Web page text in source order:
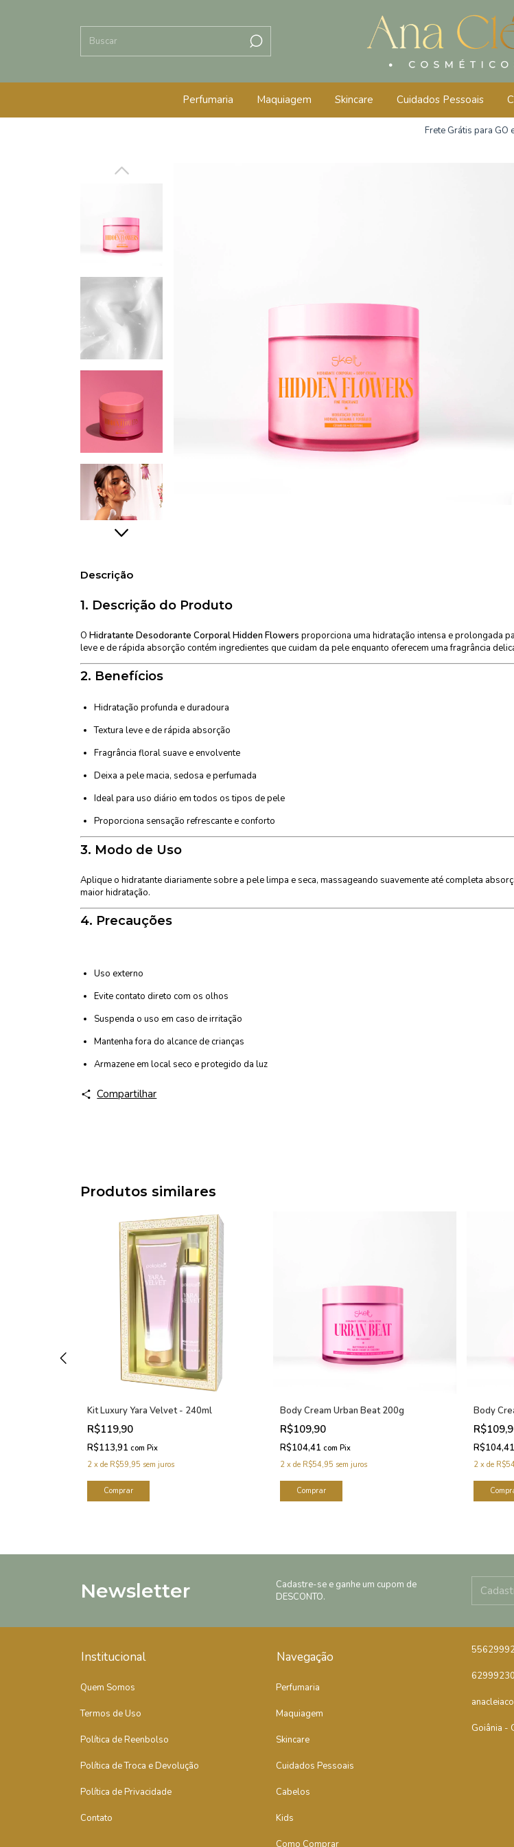
Perfumaria Maquiagem Skincare Cuidados Pessoais
Frete Grátis para GO e DF
Descrição
1. Descrição do Produto
O Hidratante Desodorante Corporal Hidden Flowers proporciona uma hidratação intensa e prolongada
leve e de rápida absorção contém ingredientes que cuidam da pele enquanto oferecem uma fragrância
2. Benefícios
Hidratação profunda e duradoura
Textura leve e de rápida absorção
Fragrância floral suave e envolvente
Deixa a pele macia, sedosa e perfumada
Ideal para uso diário em todos os tipos de pele
Proporciona sensação refrescante e conforto
3. Modo de Uso
Aplique o hidratante diariamente sobre a pele limpa e seca, massageando suavemente até completa
maior hidratação.
4. Precauções
Uso externo
Evite contato direto com os olhos
Suspenda o uso em caso de irritação
Mantenha fora do alcance de crianças
Armazene em local seco e protegido da luz
Compartilhar
Produtos similares
Kit Luxury Yara Velvet - 240ml
R$119,90
R$113,91 com Pix
2 x de R$59,95 sem juros
Body Cream Urban Beat 200g
R$109,90
R$104,41com Pix
2 xde R$54,95 sem juros
Body
R$104,41
2 x de
Newsletter
Cadastre-se e ganhe um cupom de
DESCONTO.
Institucional
Quem Somos
Termos de Uso
Política de Reenbolso
Política de Troca e Devolução
Política de Privacidade
Contato
Navegação
Perfumaria
Maquiagem
Skincare
Cuidados Pessoais
Cabelos
Kids
Como Comprar
Goiânia -